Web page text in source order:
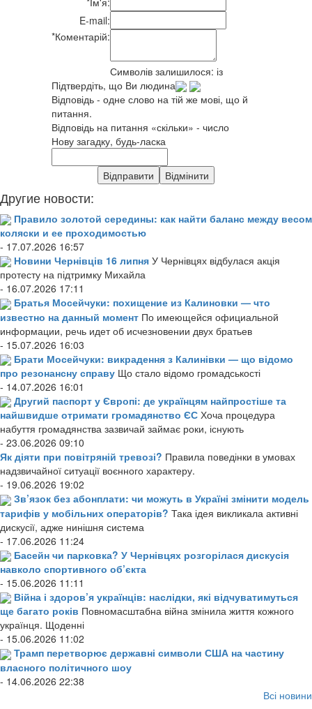
E-mail:
*Коментарій:
Символів залишилося: із
Підтвердіть, що Ви людина
Відповідь - одне слово на тій же мові, що й
питання.
Відповідь на питання «скільки» - число
Нову загадку, будь-ласка
Другие новости:
Правило золотой середины: как найти баланс между весом
коляски и ее проходимостью
- 17.07.2026 16:57
Новини Чернівців 16 липня У Чернівцях відбулася акція
протесту на підтримку Михайла
- 16.07.2026 17:11
Братья Мосейчуки: похищение из Калиновки — что
известно на данный момент По имеющейся официальной
информации, речь идет об исчезновении двух братьев
- 15.07.2026 16:03
Брати Мосейчуки: викрадення з Калинівки — що відомо
про резонансну справу Що стало відомо громадськості
- 14.07.2026 16:01
Другий паспорт у Європі: де українцям найпростіше та
найшвидше отримати громадянство ЄС Хоча процедура
набуття громадянства зазвичай займає роки, існують
- 23.06.2026 09:10
Як діяти при повітряній тревозі? Правила поведінки в умовах
надзвичайної ситуації воєнного характеру.
- 19.06.2026 19:02
Зв’язок без абонплати: чи можуть в Україні змінити модель
тарифів у мобільних операторів? Така ідея викликала активні
дискусії, адже нинішня система
- 17.06.2026 11:24
Басейн чи парковка? У Чернівцях розгорілася дискусія
навколо спортивного об’єкта
- 15.06.2026 11:11
Війна і здоров’я українців: наслідки, які відчуватимуться
ще багато років Повномасштабна війна змінила життя кожного
українця. Щоденні
- 15.06.2026 11:02
Трамп перетворює державні символи США на частину
власного політичного шоу
- 14.06.2026 22:38
Всі новини